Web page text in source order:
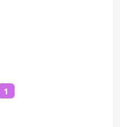
1